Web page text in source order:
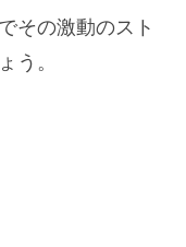
その激動のスト
う。